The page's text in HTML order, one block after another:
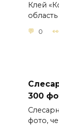
Клей
область
0
300
фото,